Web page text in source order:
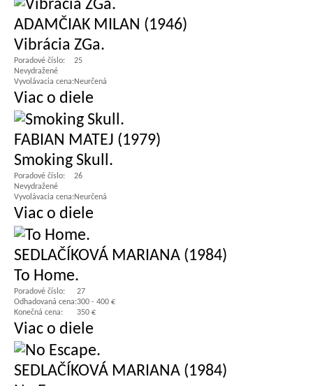
ADAMČIAK MILAN (1946)
Vibrácia ZGa.
Poradové číslo:
25
Nevydražené
Vyvolávacia cena:Neurčená
Viac o diele
FABIAN MATEJ (1979)
Smoking Skull.
Poradové číslo:
26
Nevydražené
Vyvolávacia cena:Neurčená
Viac o diele
SEDLAČÍKOVÁ MARIANA (1984)
To Home.
Poradové číslo:
27
Odhadovaná cena:300 - 400 €
Konečná cena:
350 €
Viac o diele
SEDLAČÍKOVÁ MARIANA (1984)